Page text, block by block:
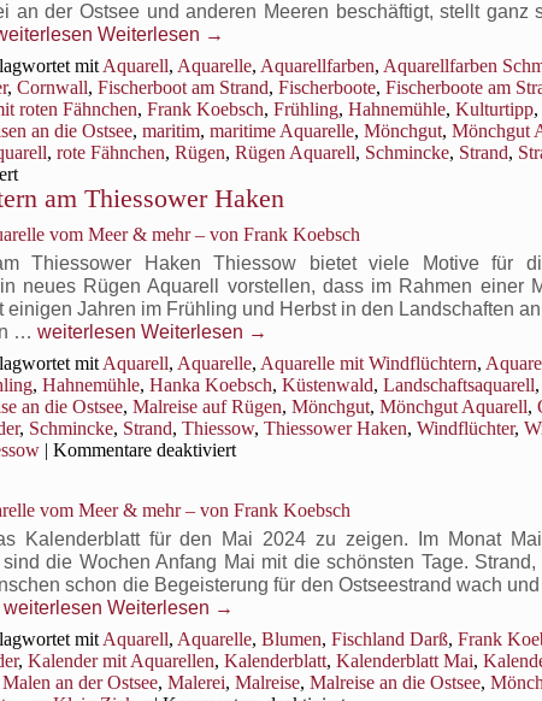
an der Ostsee und anderen Meeren beschäftigt, stellt ganz
–
Weiterlesen →
mit Aquarell, Aquarelle, Aquarellfarben, Aquarellfarben
, Cornwall, Fischerboot am Strand, Fischerboote, Fischerboote am
roten Fähnchen, Frank Koebsch, Frühling, Hahnemühle, Kulturtipp,
an die Ostsee, maritim, maritime Aquarelle, Mönchgut, Mönchgut
, rote Fähnchen, Rügen, Rügen Aquarell, Schmincke, Strand,
für
Lieblingsmotive
Fischerboote
mit
roten
Fähnchen
am
von
Rügen
am Thiessower Haken
vom Meer & mehr – von Frank Koebsch
Thiessower Haken Thiessow bietet viele Motive für
neues Rügen Aquarell vorstellen, dass im Rahmen einer
Jahren im Frühling und Herbst in den Landschaften
… Spaziergang
unter
den
Windflüchtern
am
Thiessower Haken
weiterlesen Weiterlesen →
mit Aquarell, Aquarelle, Aquarelle mit Windflüchtern,
, Hahnemühle, Hanka Koebsch, Küstenwald, Landschaftsaquarell,
an die Ostsee, Malreise auf Rügen, Mönchgut, Mönchgut Aquarell,
, Schmincke, Strand, Thiessow, Thiessower Haken, Windflüchter,
| Kommentare deaktiviertfür
den
Windflüchtern
am
Thiessower
Haken
vom Meer & mehr – von Frank Koebsch
für den Mai 2024 zu zeigen. Im Monat
die Wochen Anfang Mai mit die schönsten Tage. Strand,
schon die Begeisterung für den Ostseestrand wach
Kalenderblatt
2024
weiterlesen Weiterlesen →
mit Aquarell, Aquarelle, Blumen, Fischland Darß, Frank
, Kalender mit Aquarellen, Kalenderblatt, Kalenderblatt Mai,
Malen an der Ostsee, Malerei, Malreise, Malreise an die Ostsee,